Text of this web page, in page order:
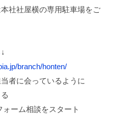
社社屋横の専用駐車場をご
↓
branch/honten/
者に会っているように
ーム相談をスタート